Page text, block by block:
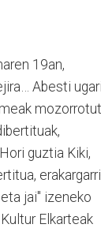
19an,
Abesti
guztia Kiki,
jai" izeneko
Elkarteak